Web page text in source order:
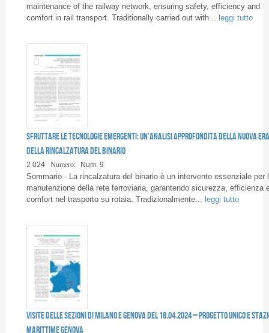
maintenance of the railway network, ensuring safety, efficiency and
comfort in rail transport. Traditionally carried out with... leggi tutto
Sfruttare le tecnologie emergenti: un’analisi approfondita della nuova era
della rincalzatura del binario
2 024 Numero: Num. 9
Sommario - La rincalzatura del binario è un intervento essenziale per
manutenzione della rete ferroviaria, garantendo sicurezza, efficienza
comfort nel trasporto su rotaia. Tradizionalmente... leggi tutto
Visite delle sezioni di Milano e Genova del 18.04.2024 – Progetto Unico e
Marittime Genova